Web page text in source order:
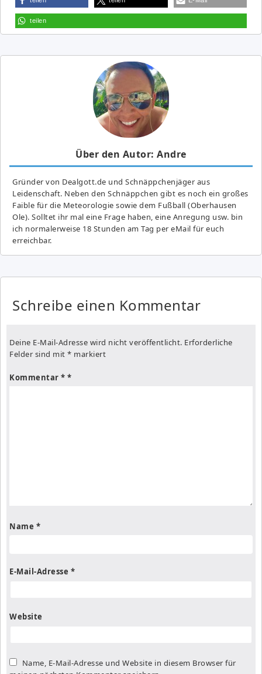
teilen
Über den Autor: Andre
Gründer von Dealgott.de und Schnäppchenjäger aus
Leidenschaft. Neben den Schnäppchen gibt es noch ein großes
Fai­ble für die Meteorologie sowie dem Fußball (Oberhausen
Ole). Solltet ihr mal eine Frage haben, eine Anregung usw. bin
ich normalerweise 18 Stunden am Tag per eMail für euch
erreichbar.
Schreibe einen Kommentar
Deine E-Mail-Adresse wird nicht veröffentlicht. Erforderliche
Felder sind mit * markiert
Kommentar *
Name *
E-Mail-Adresse *
Website
Name, E-Mail-Adresse und Website in diesem Browser für